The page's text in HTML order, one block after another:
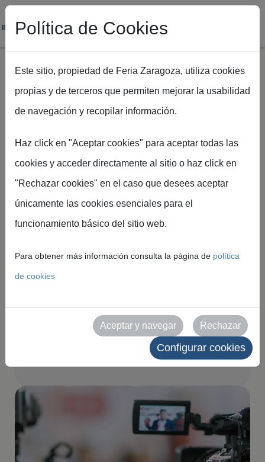
Pasar al contenido principal
Sala de
Prensa
Toda la información oficial y
profesionales de la
comunicación.
Política de Cookies
Este sitio, propiedad de Feria Zaragoza, utiliza cookies
propias y de terceros que permiten mejorar la usabilidad
de navegación y recopilar información.
Haz click en "Aceptar cookies" para aceptar todas las
cookies y acceder directamente al sitio o haz click en
"Rechazar cookies" en el caso que desees aceptar
únicamente las cookies esenciales para el
funcionamiento básico del sitio web.
Para obtener más información consulta la página de política
de cookies
Aceptar y navegar Rechazar
Configurar cookies